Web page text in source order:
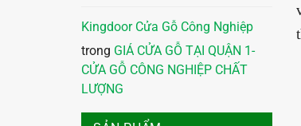
Kingdoor Cửa Gỗ Công Nghiệp
trong GIÁ CỬA GỖ TẠI QUẬN 1-
CỬA GỖ CÔNG NGHIỆP CHẤT
LƯỢNG